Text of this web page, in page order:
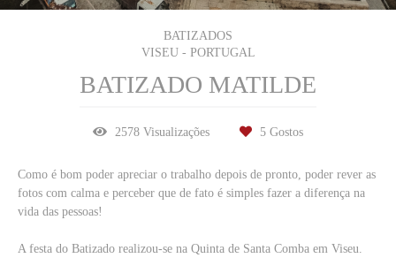
BATIZADOS
VISEU - PORTUGAL
BATIZADO MATILDE
2578 Visualizações 5 Gostos
Como é bom poder apreciar o trabalho depois de pronto, poder rever as
fotos com calma e perceber que de fato é simples fazer a diferença na
vida das pessoas!
A festa do Batizado realizou-se na Quinta de Santa Comba em Viseu.